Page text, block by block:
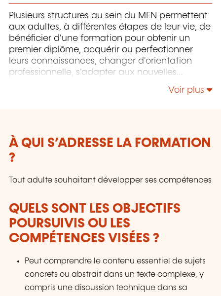
Plusieurs structures au sein du MEN permettent
aux adultes, à différentes étapes de leur vie, de
bénéficier d'une formation pour obtenir un
premier diplôme, acquérir ou perfectionner
leurs connaissances, changer d'orientation
professionnelle, s'adapter aux nouvelles
technologies, enrichir leur culture personnelle...
Voir plus
À QUI S’ADRESSE LA FORMATION
?
Tout adulte souhaitant développer ses compétences
QUELS SONT LES OBJECTIFS
POURSUIVIS OU LES
COMPÉTENCES VISÉES ?
Peut comprendre le contenu essentiel de sujets
concrets ou abstrait dans un texte complexe, y
compris une discussion technique dans sa